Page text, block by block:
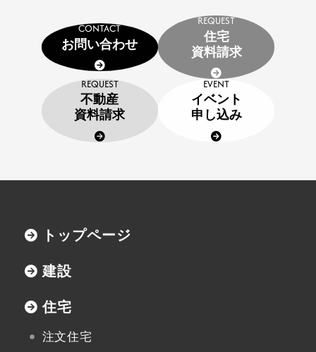
住宅資料請求
不動産資料請求
イベント申し込み
協力業者の皆様へ
CONTACT
お問い合わせ
REQUEST
住宅
資料請求
REQUEST
不動産
資料請求
EVENT
イベント
申し込み
トップページ
建設
住宅
注文住宅